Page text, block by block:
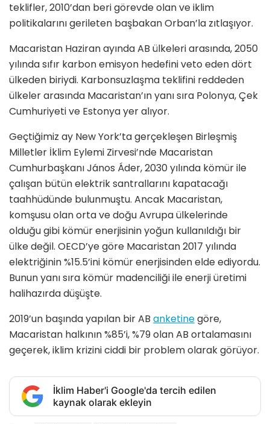
teklifler, 2010’dan beri görevde olan ve iklim
politikalarını gerileten başbakan Orban’la zıtlaşıyor.
Macaristan Haziran ayında AB ülkeleri arasında, 2050
yılında sıfır karbon emisyon hedefini veto eden dört
ülkeden biriydi. Karbonsuzlaşma teklifini reddeden
ülkeler arasında Macaristan’ın yanı sıra Polonya, Çek
Cumhuriyeti ve Estonya yer alıyor.
Geçtiğimiz ay New York’ta gerçekleşen Birleşmiş
Milletler İklim Eylemi Zirvesi’nde Macaristan
Cumhurbaşkanı János Áder, 2030 yılında kömür ile
çalışan bütün elektrik santrallarını kapatacağı
taahhüdünde bulunmuştu. Ancak Macaristan,
komşusu olan orta ve doğu Avrupa ülkelerinde
olduğu gibi kömür enerjisinin yoğun kullanıldığı bir
ülke değil. OECD’ye göre Macaristan 2017 yılında
elektriğinin %15.5’ini kömür enerjisinden elde ediyordu.
Bunun yanı sıra kömür madenciliği ile enerji üretimi
halihazırda düşüşte.
2019’un başında yapılan bir AB anketinegöre,
Macaristan halkının %85’i, %79 olan AB ortalamasını
geçerek, iklim krizini ciddi bir problem olarak görüyor.
İklim Haber'i Google'da tercih edilen
kaynak olarak ekleyin